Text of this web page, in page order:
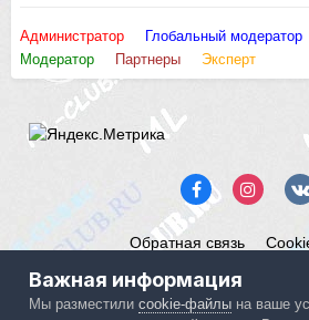
Администратор Глобальный модератор
Модератор
Партнеры Эксперт
Обратная связь
Powered by Invision
Важная информация
Мы разместилиcookie-файлы на ваше